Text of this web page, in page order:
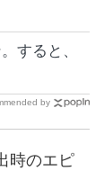
すると、
by
時のエピ